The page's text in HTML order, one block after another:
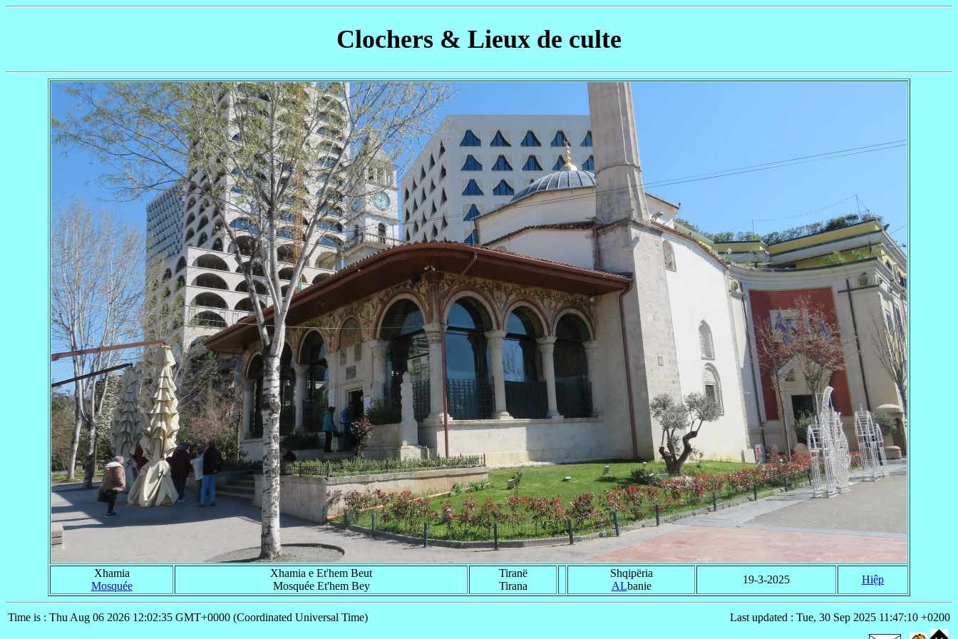
Clochers & Lieux de culte
Xhamia
Mosquée
Xhamia e Et'hem Beut
Mosquée Et'hem Bey
Tiranë
Tirana
Shqipëria
ALbanie
19-3-2025 Hiệp
Time is : Thu Aug 06 2026 12:02:35 GMT+0000 (Coordinated Universal Time) Last updated : Tue, 30 Sep 2025 11:47:10 +0200